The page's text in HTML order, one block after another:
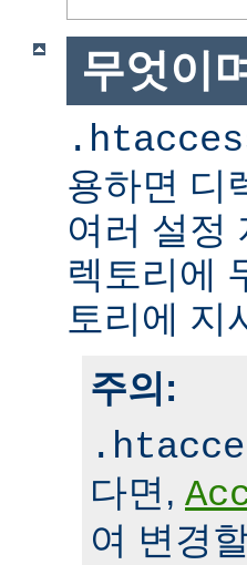
무엇이
용하면 디
여러 설정
렉토리에
토리에 지
주의:
다면,
여 변경